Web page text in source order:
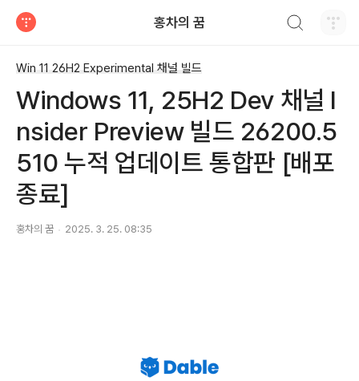
홍차의 꿈
Win 11 26H2 Experimental 채널 빌드
Windows 11, 25H2 Dev 채널 I
nsider Preview 빌드 26200.5
510 누적 업데이트 통합판 [배포
종료]
홍차의 꿈 2025. 3. 25. 08:35